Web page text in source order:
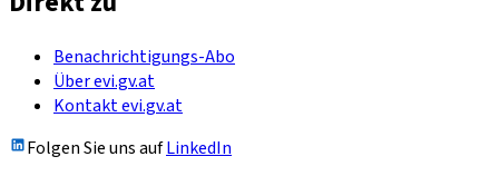
Benachrichtigungs-Abo
Über evi.gv.at
Kontakt evi.gv.at
Folgen Sie uns aufLinkedIn